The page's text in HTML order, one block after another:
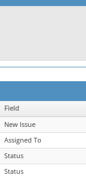
Field
New Issue
Assigned To
Status
Status